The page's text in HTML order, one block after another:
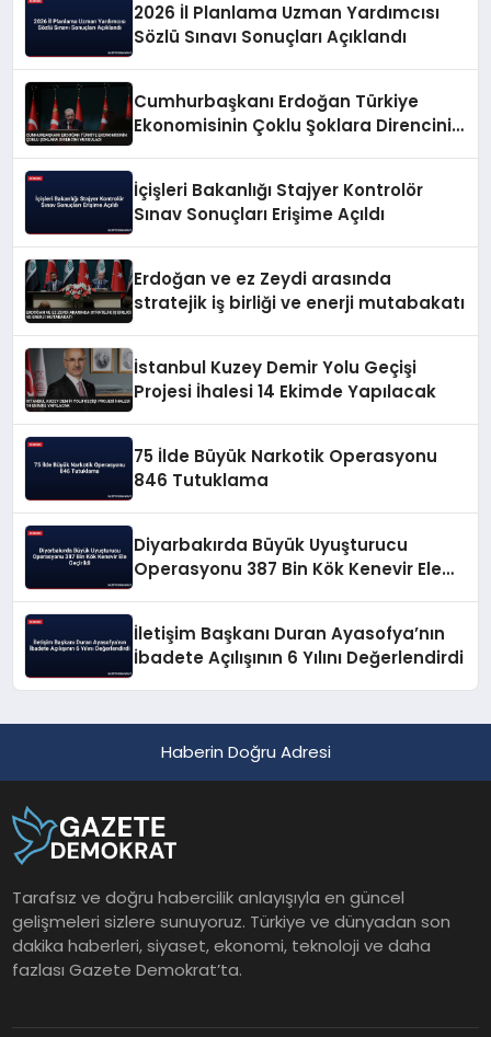
2026 İl Planlama Uzman Yardımcısı
Sözlü Sınavı Sonuçları Açıklandı
Cumhurbaşkanı Erdoğan Türkiye
Ekonomisinin Çoklu Şoklara Direncini
İçişleri Bakanlığı Stajyer Kontrolör
Sınav Sonuçları Erişime Açıldı
Erdoğan ve ez Zeydi arasında
stratejik iş birliği ve enerji mutabakatı
İstanbul Kuzey Demir Yolu Geçişi
Projesi İhalesi 14 Ekimde Yapılacak
75 İlde Büyük Narkotik Operasyonu
846 Tutuklama
Diyarbakırda Büyük Uyuşturucu
Operasyonu 387 Bin Kök Kenevir Ele
İletişim Başkanı Duran Ayasofya’nın
İbadete Açılışının 6 Yılını Değerlendirdi
Haberin Doğru Adresi
Tarafsız ve doğru habercilik anlayışıyla en güncel
gelişmeleri sizlere sunuyoruz. Türkiye ve dünyadan son
dakika haberleri, siyaset, ekonomi, teknoloji ve daha
fazlası Gazete Demokrat’ta.